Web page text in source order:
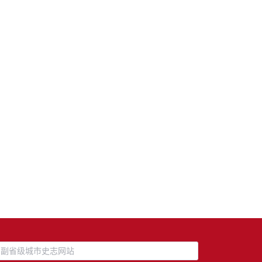
副省级城市史志网站